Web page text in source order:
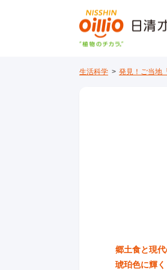
生活科学 発見！ご当地
郷土食と現
琥珀色に輝